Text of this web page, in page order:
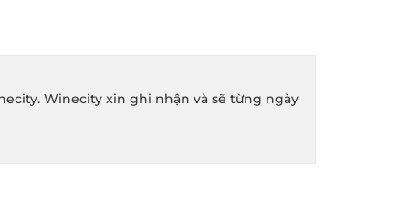
Winecity xin ghi nhận và sẽ từng ngày